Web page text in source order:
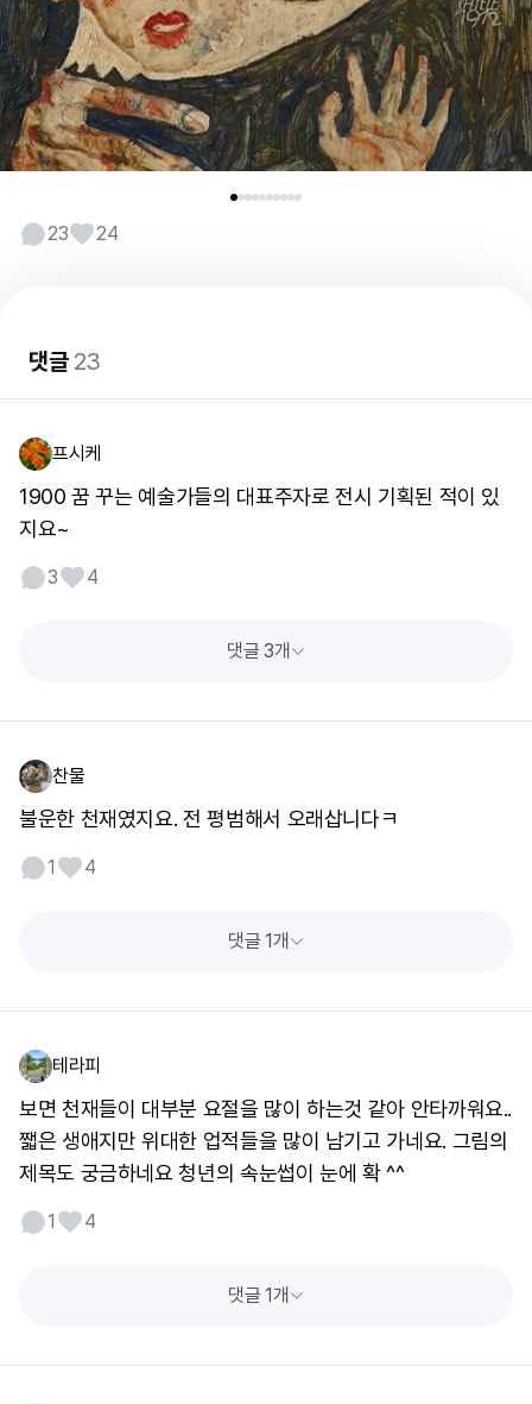
23 24
댓글23
프시케
1900 꿈 꾸는 예술가들의 대표주자로 전시 기획된 적이 있
지요~
3 4
댓글 3개
찬물
불운한 천재였지요. 전 평범해서 오래삽니다ㅋ
1 4
댓글 1개
테라피
보면 천재들이 대부분 요절을 많이 하는것 같아 안타까워요..
쨃은 생애지만 위대한 업적들을 많이 남기고 가네요. 그림의
제목도 궁금하네요 청년의 속눈썹이 눈에 확 ^^
1 4
댓글 1개